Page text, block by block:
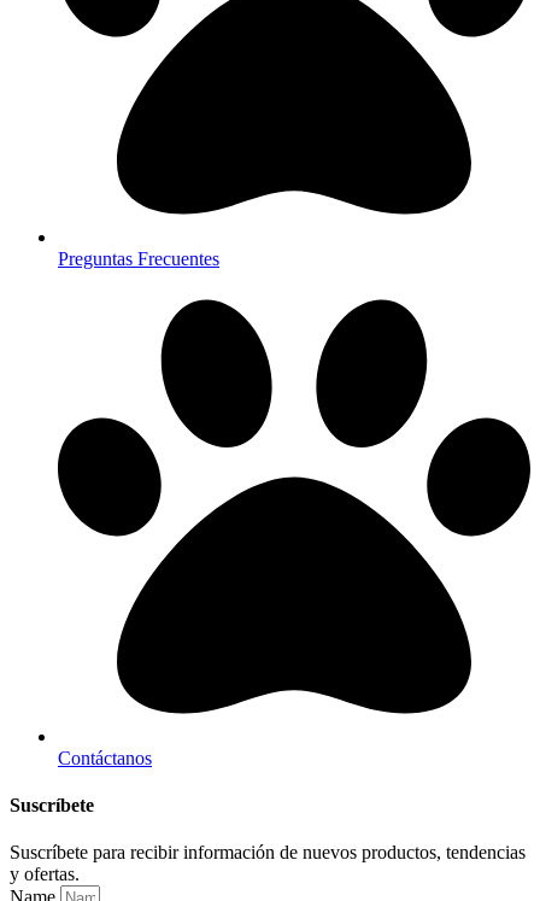
Preguntas Frecuentes
Contáctanos
Suscríbete
Suscríbete para recibir información de nuevos productos, tendencias
y ofertas.